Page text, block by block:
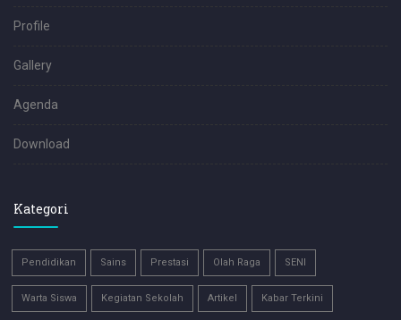
Profile
Gallery
Agenda
Download
Kategori
Pendidikan Sains Prestasi Olah Raga SENI
Warta Siswa Kegiatan Sekolah Artikel Kabar Terkini